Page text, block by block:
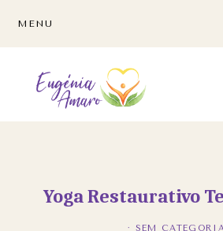
content
MENU
Yoga Restaurativo
· SEM